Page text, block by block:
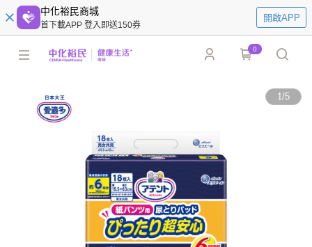
中化裕民商城
首下載APP 登入即送150券
開啟APP
0
1/5